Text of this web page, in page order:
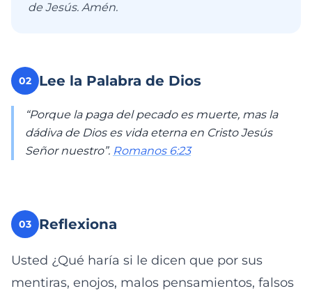
de Jesús. Amén.
02 Lee la Palabra de Dios
“Porque la paga del pecado es muerte, mas la
dádiva de Dios es vida eterna en Cristo Jesús
Señor nuestro”. Romanos 6:23
03 Reflexiona
Usted ¿Qué haría si le dicen que por sus
mentiras, enojos, malos pensamientos, falsos